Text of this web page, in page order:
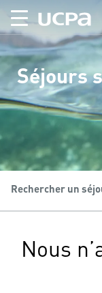
Séjours
Nous